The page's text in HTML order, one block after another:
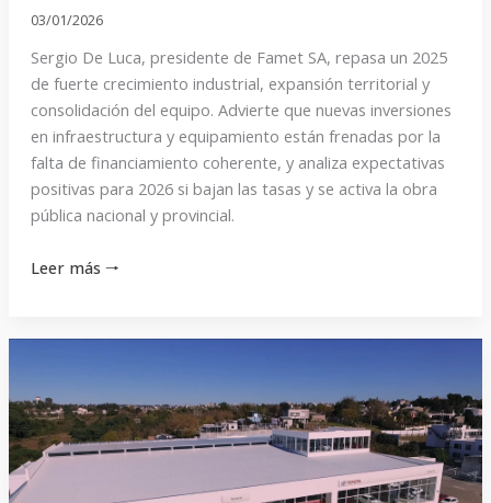
03/01/2026
Sergio De Luca, presidente de Famet SA, repasa un 2025
de fuerte crecimiento industrial, expansión territorial y
consolidación del equipo. Advierte que nuevas inversiones
en infraestructura y equipamiento están frenadas por la
falta de financiamiento coherente, y analiza expectativas
positivas para 2026 si bajan las tasas y se activa la obra
pública nacional y provincial.
Leer más 🠒
mismo
ya
no